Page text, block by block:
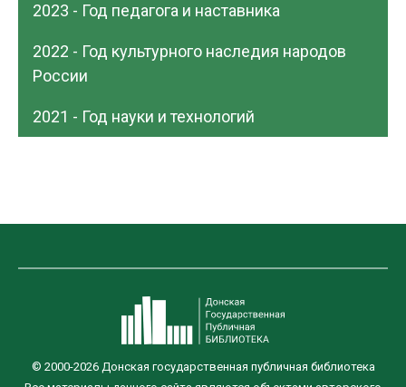
2023 - Год педагога и наставника
2022 - Год культурного наследия народов
России
2021 - Год науки и технологий
© 2000-2026 Донская государственная публичная библиотека